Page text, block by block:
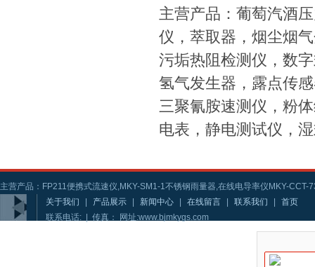
主营产品：葡萄汽酒
仪，萃取器，烟尘烟
污垢热阻检测仪，数
氢气发生器，露点传
三聚氰胺速测仪，粉
电表，静电测试仪，
主营产品：FP211便携式流速仪,MKY-SM1-1不锈钢雨量器,在线电导率仪MKY-CCT-
关于我们
产品展示 新闻中心 在线留言 联系我们
首页
联系电话: | 传真： 网址:www.bjmkygs.com